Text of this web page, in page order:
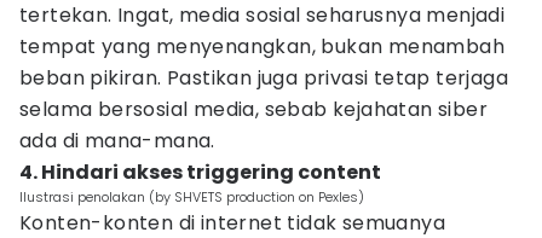
tertekan. Ingat, media sosial seharusnya menjadi
tempat yang menyenangkan, bukan menambah
beban pikiran. Pastikan juga privasi tetap terjaga
selama bersosial media, sebab kejahatan siber
ada di mana-mana.
4. Hindari akses triggering content
Ilustrasi penolakan (by SHVETS production on Pexles)
Konten-konten di internet tidak semuanya